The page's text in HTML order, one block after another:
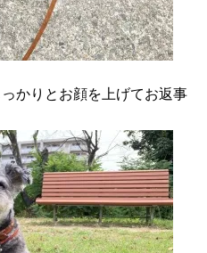
かりとお顔を上げてお返事